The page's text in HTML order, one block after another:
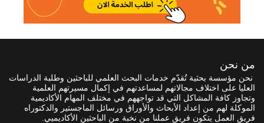
من نحن
نحن مؤسسة بحثية تُقدّم خدمات البحث العلمي للباحثين وطلبة الدراسات
العليا على اختلاف مجالاتهم لمساعدتهم في إكمال مسيرتهم العلمية
وتجاوز كافة المشاكل التي قد تواجههم في مختلف المهام الأكاديمية
الموكلة لهم من إعداد الأبحاث والأوراق ورسائل الماجستير والدكتوراه
فريق العمل يتكون فريق عملنا من نخبة من الباحثين الأكاديميي.